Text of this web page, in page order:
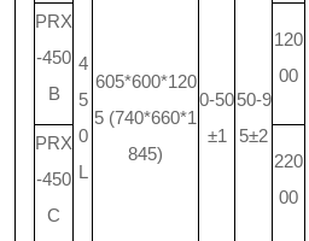
4
5
0
L
605*600*120
5 (740*660*1
845)
0-50
±1
50-9
5±2
PRX
-450
B
120
00
PRX
-450
C
220
00